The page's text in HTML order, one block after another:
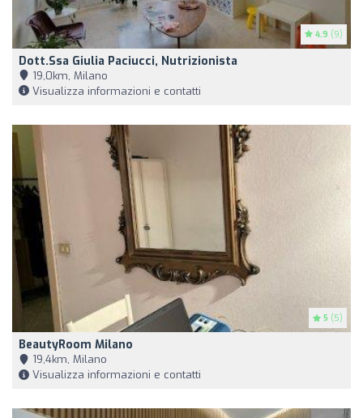
4.9 (9)
Dott.ssa Giulia Paciucci, Nutrizionista
19,0km, Milano
Visualizza informazioni e contatti
5 (5)
BeautyRoom Milano
19,4km, Milano
Visualizza informazioni e contatti